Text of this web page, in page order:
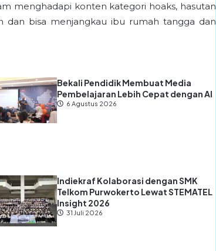
menghadapi konten kategori hoaks, hasutan
dan bisa menjangkau ibu rumah tangga dan
Bekali Pendidik Membuat Media
Pembelajaran Lebih Cepat dengan AI
6 Agustus 2026
Indiekraf Kolaborasi dengan SMK
Telkom Purwokerto Lewat STEMATEL
Insight 2026
31 Juli 2026